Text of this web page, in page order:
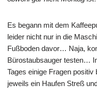
Es begann mit dem
leider nicht nur in die
Fußboden davor… Naja,
Bürostaubsauger testen…
Tages einige Fragen
jeweils ein Haufen Streß